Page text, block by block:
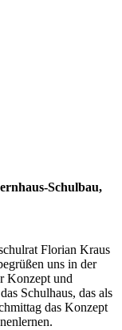
Schulbau,
Florian Kraus
uns in der
Konzept und
Schulhaus, das als
das Konzept